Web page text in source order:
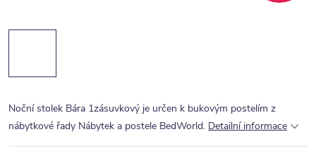
Noční stolek Bára 1zásuvkový je určen k bukovým postelím z
nábytkové řady Nábytek a postele BedWorld. Detailní informace